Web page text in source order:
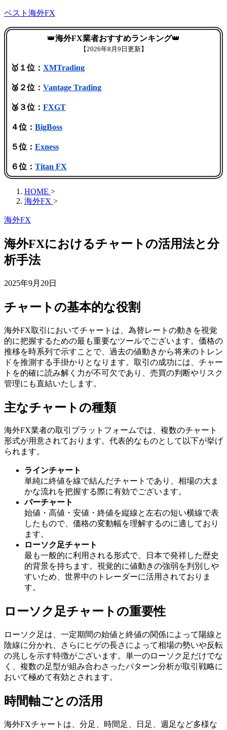
ベスト海外FX
👑海外FX業者おすすめランキング👑
【2026年8月9日更新】
🥇１位： XMTrading
🥈２位： Vantage Trading
🥉３位： FXGT
４位： BigBoss
５位： Exness
６位： Titan FX
HOME >
海外FX >
海外FX
海外FXにおけるチャートの活用法と分
析手法
2025年9月20日
チャートの基本的な役割
海外FX取引においてチャートは、為替レートの動きを視覚
的に把握するための最も重要なツールでございます。価格の
推移を時系列で示すことで、過去の値動きから将来のトレン
ドを推測する手掛かりとなります。取引の成功には、チャー
トを的確に読み解く力が不可欠であり、売買の判断やリスク
管理にも直結いたします。
主なチャートの種類
海外FX業者の取引プラットフォームでは、複数のチャート
形式が用意されております。代表的なものとして以下が挙げ
られます。
ラインチャート
単純に終値を線で結んだチャートであり、相場の大ま
かな流れを把握する際に有効でございます。
バーチャート
始値・高値・安値・終値を縦線と左右の短い横線で表
したもので、価格の変動幅を理解するのに適しており
ます。
ローソク足チャート
最も一般的に利用される形式で、日本で発祥した歴史
的背景を持ちます。視覚的に値動きの強弱を判別しや
すいため、世界中のトレーダーに活用されておりま
す。
ローソク足チャートの重要性
ローソク足は、一定期間の始値と終値の関係によって陽線と
陰線に分かれ、さらにヒゲの長さによって相場の勢いや反転
の兆しを示す特徴がございます。単一のローソク足だけでな
く、複数の足型が組み合わさったパターン分析が取引戦略に
おいて極めて有効とされます。
時間軸ごとの活用
海外FXチャートは、分足、時間足、日足、週足など多様な